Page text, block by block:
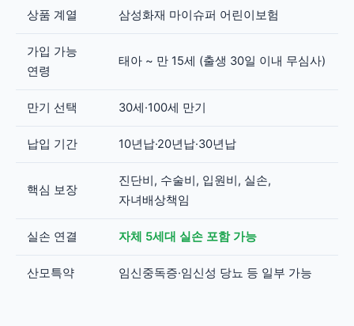
상품 계열 삼성화재 마이슈퍼 어린이보험
가입 가능
연령
태아 ~ 만 15세 (출생 30일 이내 무심사)
만기 선택 30세·100세 만기
납입 기간 10년납·20년납·30년납
핵심 보장
진단비, 수술비, 입원비, 실손,
자녀배상책임
실손 연결 자체 5세대 실손 포함 가능
산모특약 임신중독증·임신성 당뇨 등 일부 가능